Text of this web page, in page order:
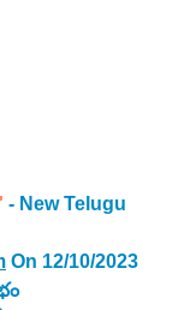
- New Telugu
On 12/10/2023